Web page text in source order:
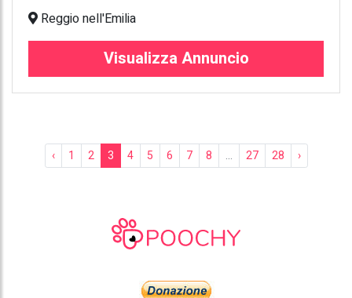
Reggio nell'Emilia
Visualizza Annuncio
‹ 1 2 3 4 5 6 7 8 ... 27 28 ›